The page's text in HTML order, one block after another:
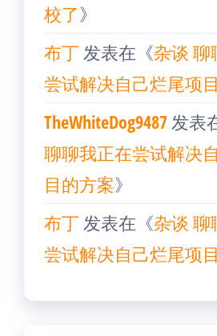
校了》
布丁 发表在《杂谈 聊
尝试解决自己烂尾项
TheWhiteDog9487 发表
聊聊我正在尝试解决
目的方案》
布丁 发表在《杂谈 聊
尝试解决自己烂尾项